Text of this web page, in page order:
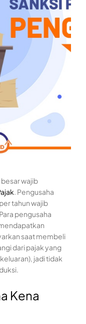
besar wajib
. Pengusaha
tahun wajib
pengusaha
saat membeli
dari pajak yang
jadi tidak
Kena